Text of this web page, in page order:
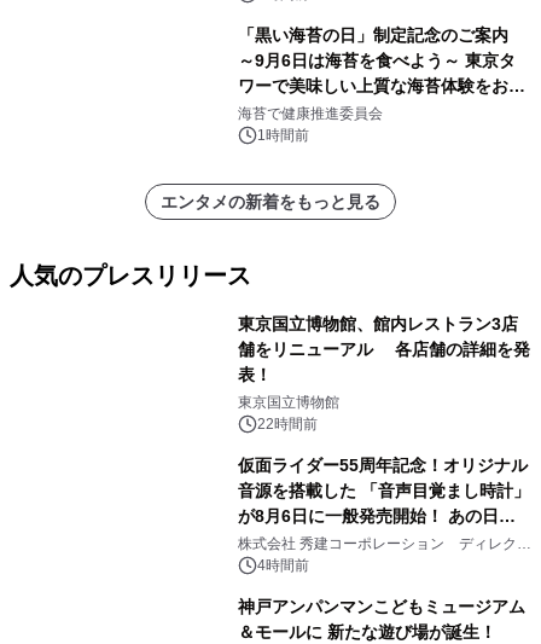
る自信がある」「昨年の夏はカブトム
シを捕まえたり、虫と戦ったり…」
「黒い海苔の日」制定記念のご案内
～9月6日は海苔を食べよう～ 東京タ
ワーで美味しい上質な海苔体験をお届
けします！
海苔で健康推進委員会
1時間前
エンタメの新着をもっと見る
人気のプレスリリース
東京国立博物館、館内レストラン3店
舗をリニューアル 各店舗の詳細を発
表！
東京国立博物館
22時間前
仮面ライダー55周年記念！オリジナル
音源を搭載した 「音声目覚まし時計」
が8月6日に一般発売開始！ あの日の
大興奮が今甦る
株式会社 秀建コーポレーション ディレクト
アートギャラリー
4時間前
神戸アンパンマンこどもミュージアム
＆モールに 新たな遊び場が誕生！